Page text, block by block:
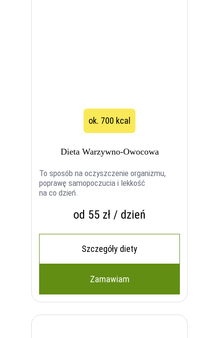
ok. 700 kcal
Dieta Warzywno-Owocowa
To sposób na oczyszczenie organizmu,
poprawę samopoczucia i lekkość
na co dzień.
od 55 zł / dzień
Szczegóły diety
Zamawiam